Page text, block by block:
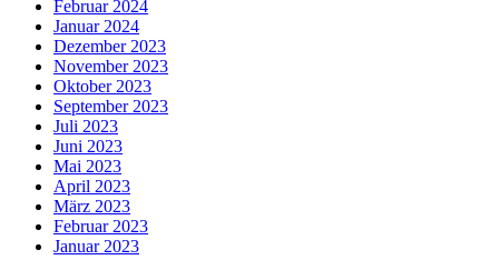
Februar 2024
Januar 2024
Dezember 2023
November 2023
Oktober 2023
September 2023
Juli 2023
Juni 2023
Mai 2023
April 2023
März 2023
Februar 2023
Januar 2023